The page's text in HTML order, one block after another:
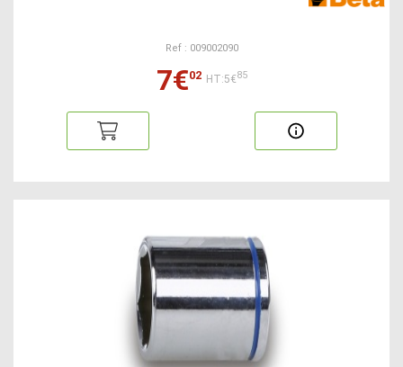
Ref : 009002090
7€02 HT:5€85